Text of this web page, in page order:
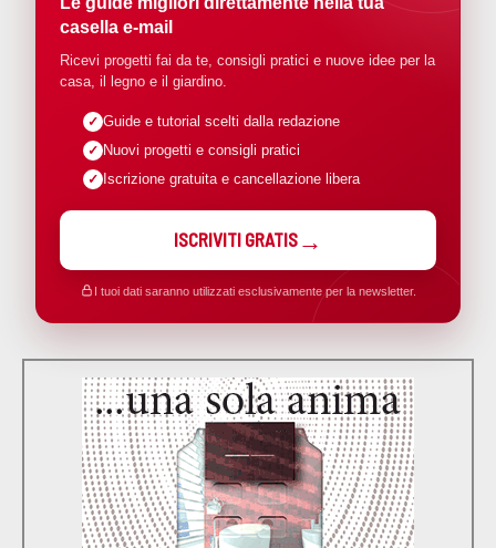
casella e-mail
Ricevi progetti fai da te, consigli pratici e nuove idee per la
casa, il legno e il giardino.
Guide e tutorial scelti dalla redazione
Nuovi progetti e consigli pratici
Iscrizione gratuita e cancellazione libera
ISCRIVITI GRATIS
I tuoi dati saranno utilizzati esclusivamente per la newsletter.